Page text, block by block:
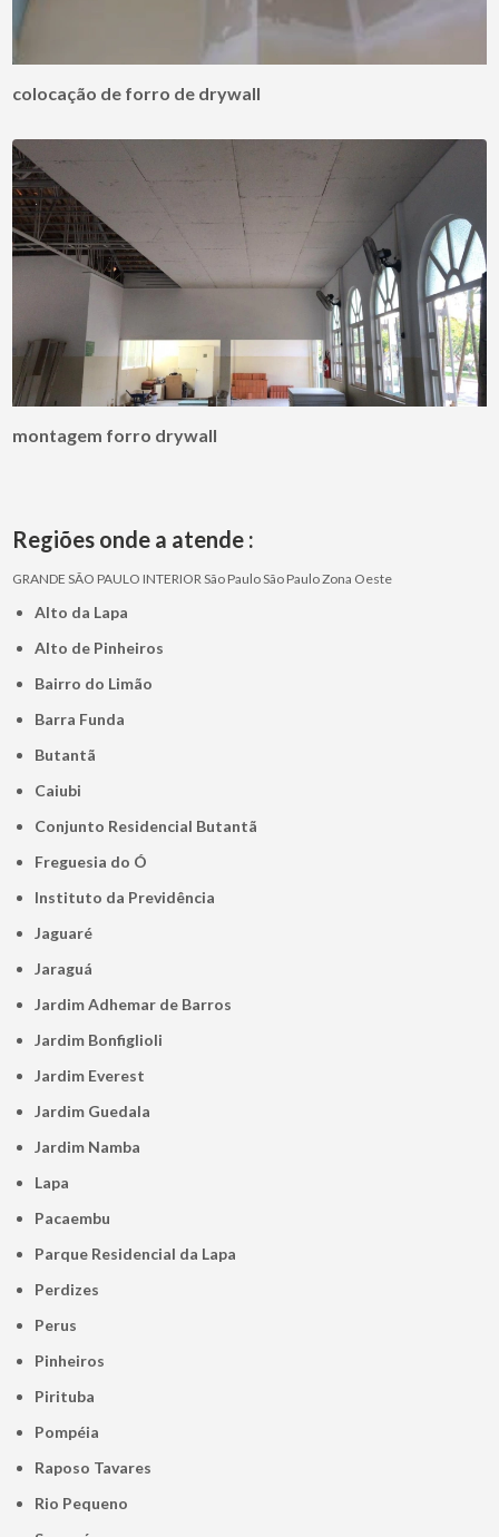
colocação de forro de drywall
montagem forro drywall
Regiões onde a atende :
GRANDE SÃO PAULO INTERIOR São PauloSão PauloZona Oeste
Alto da Lapa
Alto de Pinheiros
Bairro do Limão
Barra Funda
Butantã
Caiubi
Conjunto Residencial Butantã
Freguesia do Ó
Instituto da Previdência
Jaguaré
Jaraguá
Jardim Adhemar de Barros
Jardim Bonfiglioli
Jardim Everest
Jardim Guedala
Jardim Namba
Lapa
Pacaembu
Parque Residencial da Lapa
Perdizes
Perus
Pinheiros
Pirituba
Pompéia
Raposo Tavares
Rio Pequeno